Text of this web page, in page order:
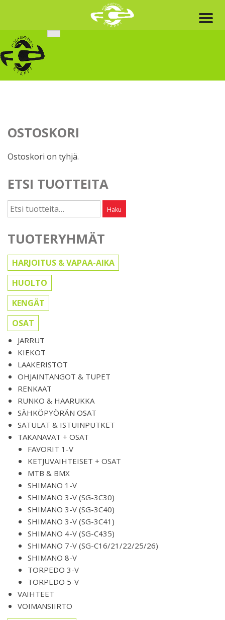
content
OSTOSKORI
Ostoskori on tyhjä.
ETSI TUOTTEITA
Etsi: Haku
TUOTERYHMÄT
HARJOITUS & VAPAA-AIKA
HUOLTO
KENGÄT
OSAT
JARRUT
KIEKOT
LAAKERISTOT
OHJAINTANGOT & TUPET
RENKAAT
RUNKO & HAARUKKA
SÄHKÖPYÖRÄN OSAT
SATULAT & ISTUINPUTKET
TAKANAVAT + OSAT
FAVORIT 1-V
KETJUVAIHTEISET + OSAT
MTB & BMX
SHIMANO 1-V
SHIMANO 3-V (SG-3C30)
SHIMANO 3-V (SG-3C40)
SHIMANO 3-V (SG-3C41)
SHIMANO 4-V (SG-C435)
SHIMANO 7-V (SG-C16/21/22/25/26)
SHIMANO 8-V
TORPEDO 3-V
TORPEDO 5-V
VAIHTEET
VOIMANSIIRTO